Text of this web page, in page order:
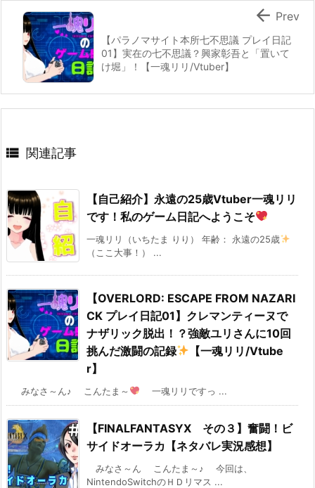
当時のトレンド：
【パラノマサイト本所七不思議 プレイ日記
01】実在の七不思議？興家彰吾と「置いて
け堀」！【一魂リリ/Vtuber】
 Prev
 関連記事
【自己紹介】永遠の25歳Vtuber一魂リリ
です！私のゲーム日記へようこそ
一魂リリ（いちたま りり） 年齢： 永遠の25歳
（ここ大事！） ...
【OVERLORD: ESCAPE FROM NAZARI
CK プレイ日記01】クレマンティーヌで
ナザリック脱出！？強敵ユリさんに10回
挑んだ激闘の記録
【一魂リリ/Vtube
r】
みなさ～ん♪ こんたま～ 一魂リリですっ ...
【FINALFANTASYⅩ その３】奮闘！ビ
サイドオーラカ【ネタバレ実況感想】
みなさ～ん こんたま～♪ 今回は、
NintendoSwitchのＨＤリマス ...